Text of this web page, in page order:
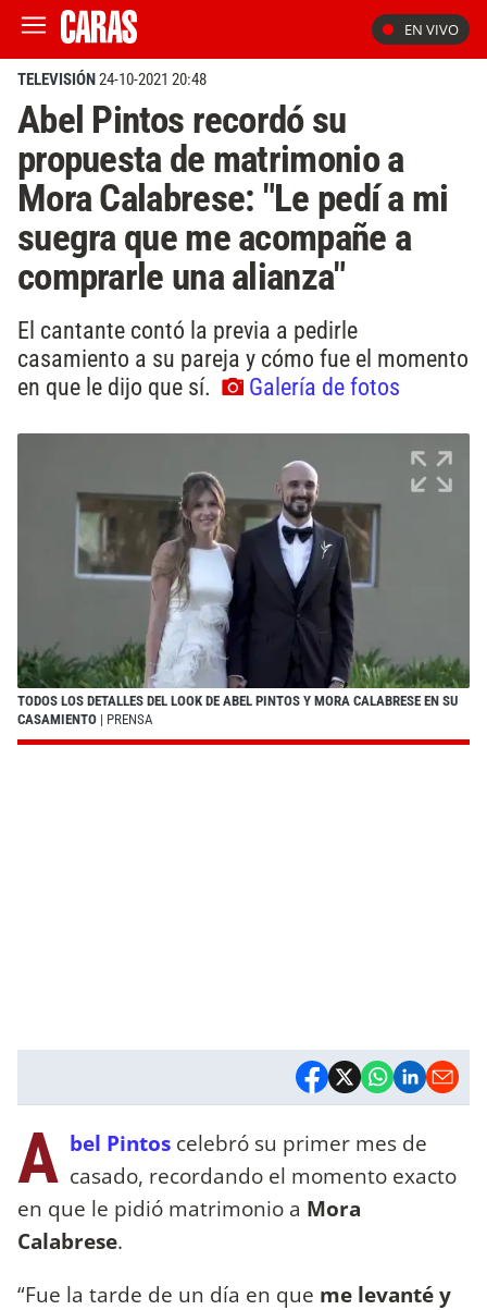
EN VIVO
TELEVISIÓN24-10-2021 20:48
Abel Pintos recordó su
propuesta de matrimonio a
Mora Calabrese: "Le pedí a mi
suegra que me acompañe a
comprarle una alianza"
El cantante contó la previa a pedirle
casamiento a su pareja y cómo fue el momento
en que le dijo que sí.
Galería de fotos
TODOS LOS DETALLES DEL LOOK DE ABEL PINTOS Y MORA CALABRESE EN SU
CASAMIENTO | PRENSA
A bel Pintos celebró su primer mes de
casado, recordando el momento exacto
en que le pidió matrimonio a Mora
Calabrese.
“Fue la tarde de un día en que me levanté y